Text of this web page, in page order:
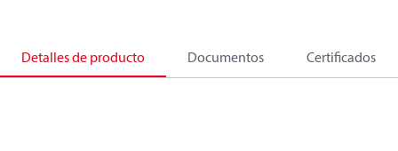
Detalles de producto Documentos Certificados